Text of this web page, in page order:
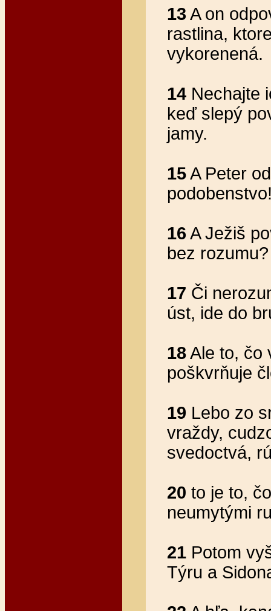
13 A on
rastlina,
vykorenená.
14Nechajte
keď slepý
jamy.
15A Peter
16 A Ježiš
bez rozumu?
17 Či
úst, ide do
18Ale to, čo
poškvrňuje
19 Lebo zo
vraždy,
svedoctvá,
20 to je to,
neumytými
21Potom
Týru a